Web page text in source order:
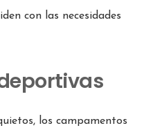
con las necesidades
los campamentos